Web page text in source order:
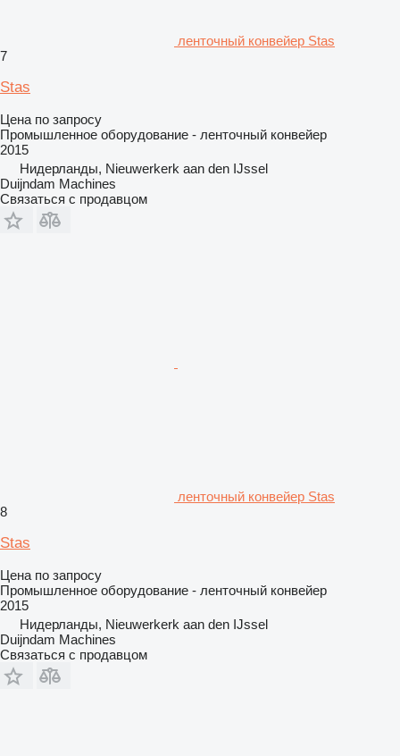
ленточный конвейер Stas
7
Stas
Цена по запросу
Промышленное оборудование - ленточный конвейер
2015
Нидерланды, Nieuwerkerk aan den IJssel
Duijndam Machines
Связаться с продавцом
ленточный конвейер Stas
8
Stas
Цена по запросу
Промышленное оборудование - ленточный конвейер
2015
Нидерланды, Nieuwerkerk aan den IJssel
Duijndam Machines
Связаться с продавцом